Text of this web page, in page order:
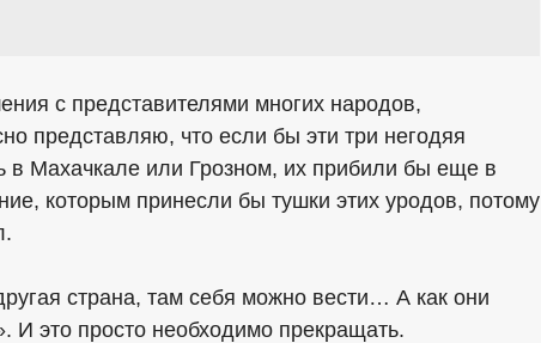
с представителями многих народов,
представляю, что если бы эти три негодяя
в Махачкале или Грозном, их прибили бы еще в
которым принесли бы тушки этих уродов, потому
страна, там себя можно вести… А как они
И это просто необходимо прекращать.